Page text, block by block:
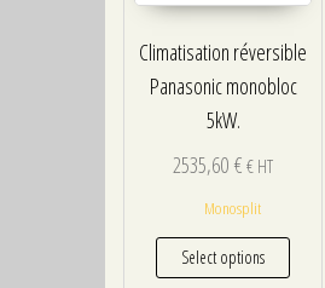
Climatisation réversible
Panasonic monobloc
5kW.
2535,60€ € HT
Monosplit
Select options